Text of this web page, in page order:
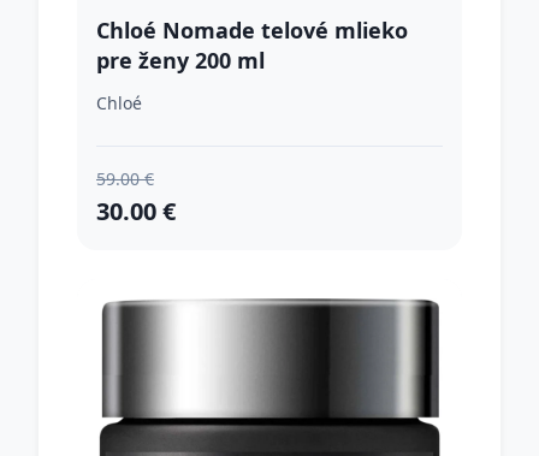
Chloé Nomade telové mlieko
pre ženy 200 ml
Chloé
59.00 €
30.00 €